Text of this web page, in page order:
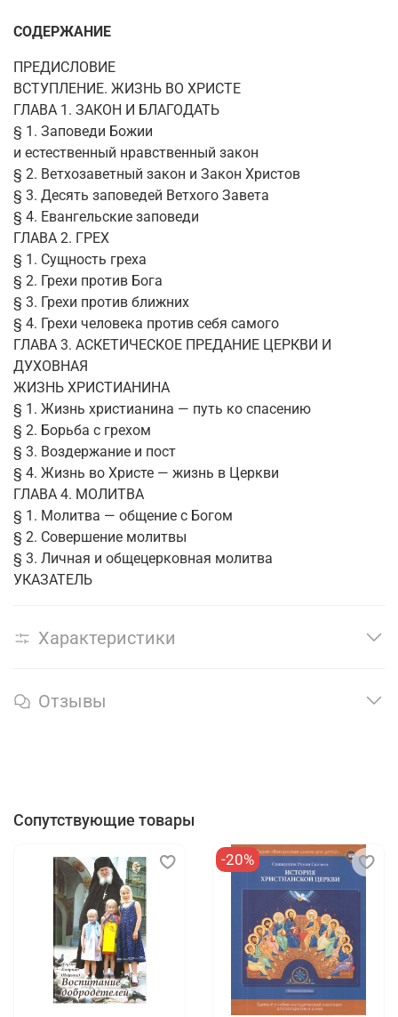
СОДЕРЖАНИЕ
ПРЕДИСЛОВИЕ
ВСТУПЛЕНИЕ. ЖИЗНЬ ВО ХРИСТЕ
ГЛАВА 1. ЗАКОН И БЛАГОДАТЬ
§ 1. Заповеди Божии
и естественный нравственный закон
§ 2. Ветхозаветный закон и Закон Христов
§ 3. Десять заповедей Ветхого Завета
§ 4. Евангельские заповеди
ГЛАВА 2. ГРЕХ
§ 1. Сущность греха
§ 2. Грехи против Бога
§ 3. Грехи против ближних
§ 4. Грехи человека против себя самого
ГЛАВА 3. АСКЕТИЧЕСКОЕ ПРЕДАНИЕ ЦЕРКВИ И
ДУХОВНАЯ
ЖИЗНЬ ХРИСТИАНИНА
§ 1. Жизнь христианина — путь ко спасению
§ 2. Борьба с грехом
§ 3. Воздержание и пост
§ 4. Жизнь во Христе — жизнь в Церкви
ГЛАВА 4. МОЛИТВА
§ 1. Молитва — общение с Богом
§ 2. Совершение молитвы
§ 3. Личная и общецерковная молитва
УКАЗАТЕЛЬ
Характеристики
Отзывы
Сопутствующие товары
-20%